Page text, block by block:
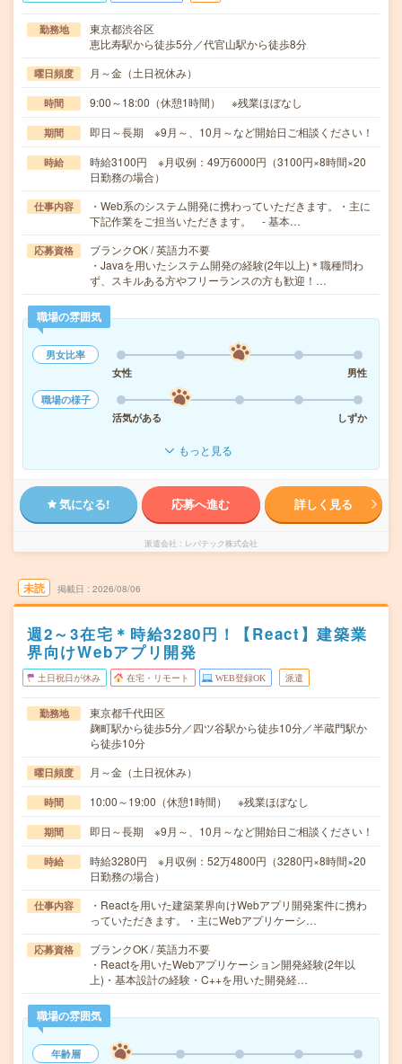
勤務地
東京都渋谷区
恵比寿駅から徒歩5分／代官山駅から徒歩8分
曜日頻度 月～金（土日祝休み）
時間 9:00～18:00（休憩1時間） ※残業ほぼなし
期間 即日～長期 ※9月～、10月～など開始日ご相談ください！
時給
時給3100円 ※月収例：49万6000円（3100円×8時間×20
日勤務の場合）
仕事内容
・Web系のシステム開発に携わっていただきます。・主に
下記作業をご担当いただきます。 - 基本…
応募資格
ブランクOK / 英語力不要
・Javaを用いたシステム開発の経験(2年以上)＊職種問わ
ず、スキルある方やフリーランスの方も歓迎！…
職場の雰囲気
男女比率
女性
男性
職場の様子
活気がある
しずか
もっと見る
気になる! 応募へ進む 詳しく見る
派遣会社 レバテック株式会社
未読 掲載日 2026/08/06
週2～3在宅＊時給3280円！【React】建築業
界向けWebアプリ開発
土日祝日が休み 在宅・リモート WEB登録OK 派遣
勤務地
東京都千代田区
麹町駅から徒歩5分／四ツ谷駅から徒歩10分／半蔵門駅か
ら徒歩10分
曜日頻度 月～金（土日祝休み）
時間 10:00～19:00（休憩1時間） ※残業ほぼなし
期間 即日～長期 ※9月～、10月～など開始日ご相談ください！
時給
時給3280円 ※月収例：52万4800円（3280円×8時間×20
日勤務の場合）
仕事内容
・Reactを用いた建築業界向けWebアプリ開発案件に携わ
っていただきます。・主にWebアプリケーシ…
応募資格
ブランクOK / 英語力不要
・Reactを用いたWebアプリケーション開発経験(2年以
上)・基本設計の経験・C++を用いた開発経…
職場の雰囲気
年齢層